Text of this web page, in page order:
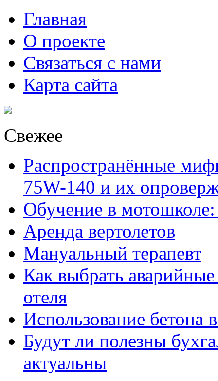
Главная
О проекте
Связаться с нами
Карта сайта
Свежее
Распространённые
75W-140 и их
Обучение в
Аренда вертолетов
Мануальный терапевт
Как выбрать
отеля
Использование бетона
Будут ли полезны
актуальны